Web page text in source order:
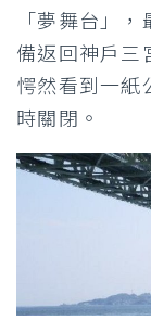
「夢舞台」
備返回神戶三
愕然看到一紙
時關閉。